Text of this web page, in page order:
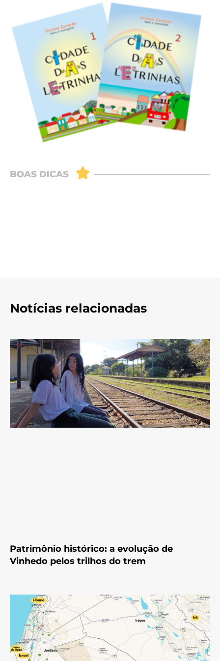
Notícias relacionadas
Patrimônio histórico: a evolução de
Vinhedo pelos trilhos do trem